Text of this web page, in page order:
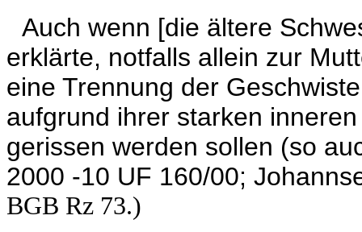
Auch wenn [die ältere
erklärte, notfalls allein zur
eine Trennung der
aufgrund ihrer starken
gerissen werden sollen (so
2000 -10 UF 160/00;
BGB Rz 73.)